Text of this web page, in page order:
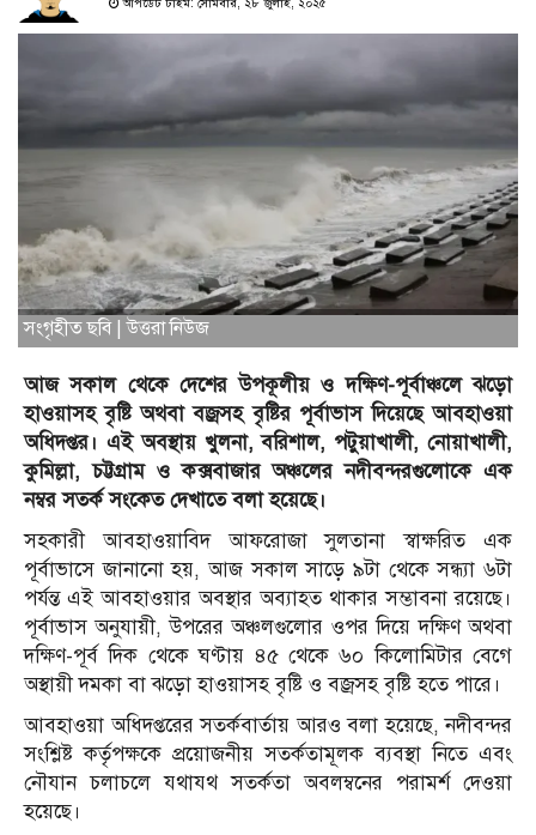
আপডেট টাইম: সোমবার, ২৮ জুলাই, ২০২৫
সংগৃহীত ছবি | উত্তরা নিউজ
আজ সকাল থেকে দেশের উপকূলীয় ও দক্ষিণ-পূর্বাঞ্চলে ঝড়ো
হাওয়াসহ বৃষ্টি অথবা বজ্রসহ বৃষ্টির পূর্বাভাস দিয়েছে আবহাওয়া
অধিদপ্তর। এই অবস্থায় খুলনা, বরিশাল, পটুয়াখালী, নোয়াখালী,
কুমিল্লা, চট্টগ্রাম ও কক্সবাজার অঞ্চলের নদীবন্দরগুলোকে এক
নম্বর সতর্ক সংকেত দেখাতে বলা হয়েছে।
সহকারী আবহাওয়াবিদ আফরোজা সুলতানা স্বাক্ষরিত এক
পূর্বাভাসে জানানো হয়, আজ সকাল সাড়ে ৯টা থেকে সন্ধ্যা ৬টা
পর্যন্ত এই আবহাওয়ার অবস্থার অব্যাহত থাকার সম্ভাবনা রয়েছে।
পূর্বাভাস অনুযায়ী, উপরের অঞ্চলগুলোর ওপর দিয়ে দক্ষিণ অথবা
দক্ষিণ-পূর্ব দিক থেকে ঘণ্টায় ৪৫ থেকে ৬০ কিলোমিটার বেগে
অস্থায়ী দমকা বা ঝড়ো হাওয়াসহ বৃষ্টি ও বজ্রসহ বৃষ্টি হতে পারে।
আবহাওয়া অধিদপ্তরের সতর্কবার্তায় আরও বলা হয়েছে, নদীবন্দর
সংশ্লিষ্ট কর্তৃপক্ষকে প্রয়োজনীয় সতর্কতামূলক ব্যবস্থা নিতে এবং
নৌযান চলাচলে যথাযথ সতর্কতা অবলম্বনের পরামর্শ দেওয়া
হয়েছে।